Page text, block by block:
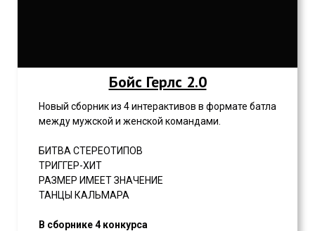
Бойс Герлс 2.0
Новый сборник из 4 интерактивов в формате батла
между мужской и женской командами.
БИТВА СТЕРЕОТИПОВ
ТРИГГЕР-ХИТ
РАЗМЕР ИМЕЕТ ЗНАЧЕНИЕ
ТАНЦЫ КАЛЬМАРА
В сборнике 4 конкурса